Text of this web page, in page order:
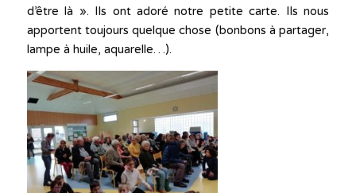
d’être là ». Ils ont adoré notre petite carte. Ils nous
apportent toujours quelque chose (bonbons à partager,
lampe à huile, aquarelle…).